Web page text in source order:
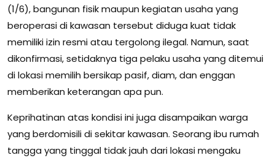
(1/6), bangunan fisik maupun kegiatan usaha yang
beroperasi di kawasan tersebut diduga kuat tidak
memiliki izin resmi atau tergolong ilegal. Namun, saat
dikonfirmasi, setidaknya tiga pelaku usaha yang ditemui
di lokasi memilih bersikap pasif, diam, dan enggan
memberikan keterangan apa pun.
Keprihatinan atas kondisi ini juga disampaikan warga
yang berdomisili di sekitar kawasan. Seorang ibu rumah
tangga yang tinggal tidak jauh dari lokasi mengaku